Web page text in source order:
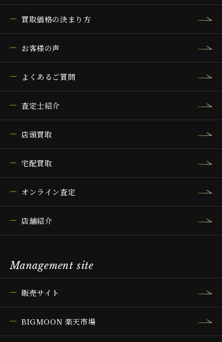
買取価格の決まり方
お客様の声
よくあるご質問
査定士紹介
店頭買取
宅配買取
オンライン査定
店舗紹介
Management site
販売サイト
BIGMOON 楽天市場